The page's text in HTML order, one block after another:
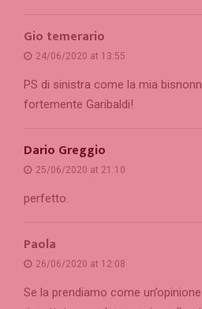
Gio temerario
24/06/2020 at 13:55
PS di sinistra come la mia
fortemente Garibaldi!
Dario Greggio
25/06/2020 at 21:10
perfetto.
Paola
26/06/2020 at 12:08
Se la prendiamo come